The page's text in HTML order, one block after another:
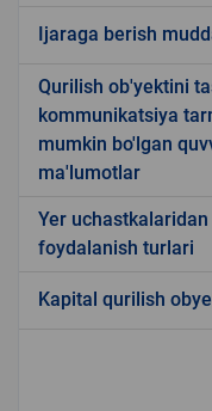
Ijaraga berish
Qurilish ob'yektini
kommunikatsiya
mumkin bo'lgan
ma'lumotlar
Yer
foydalanish turlari
Kapital qurilish